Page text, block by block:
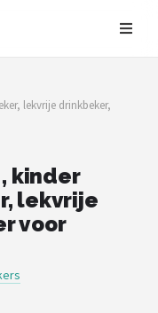
lekvrije drinkbeker,
kinder
lekvrije
voor